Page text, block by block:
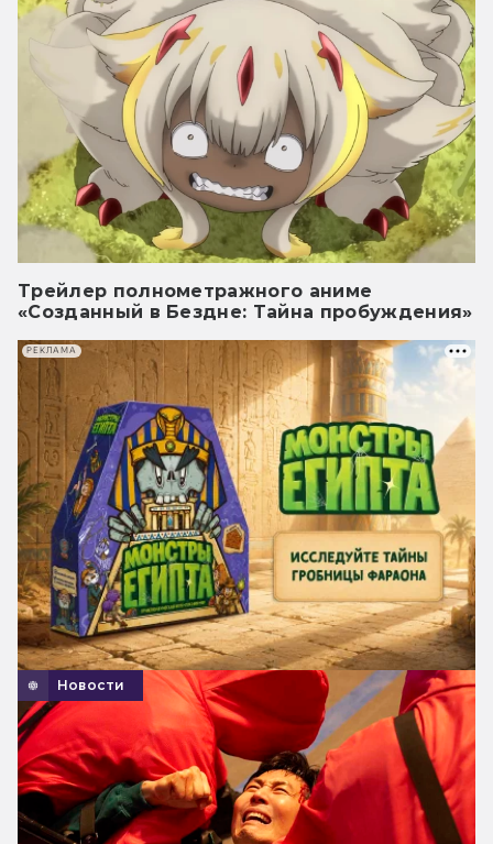
Трейлер полнометражного аниме
«Созданный в Бездне: Тайна пробуждения»
Новости
РЕКЛАМА